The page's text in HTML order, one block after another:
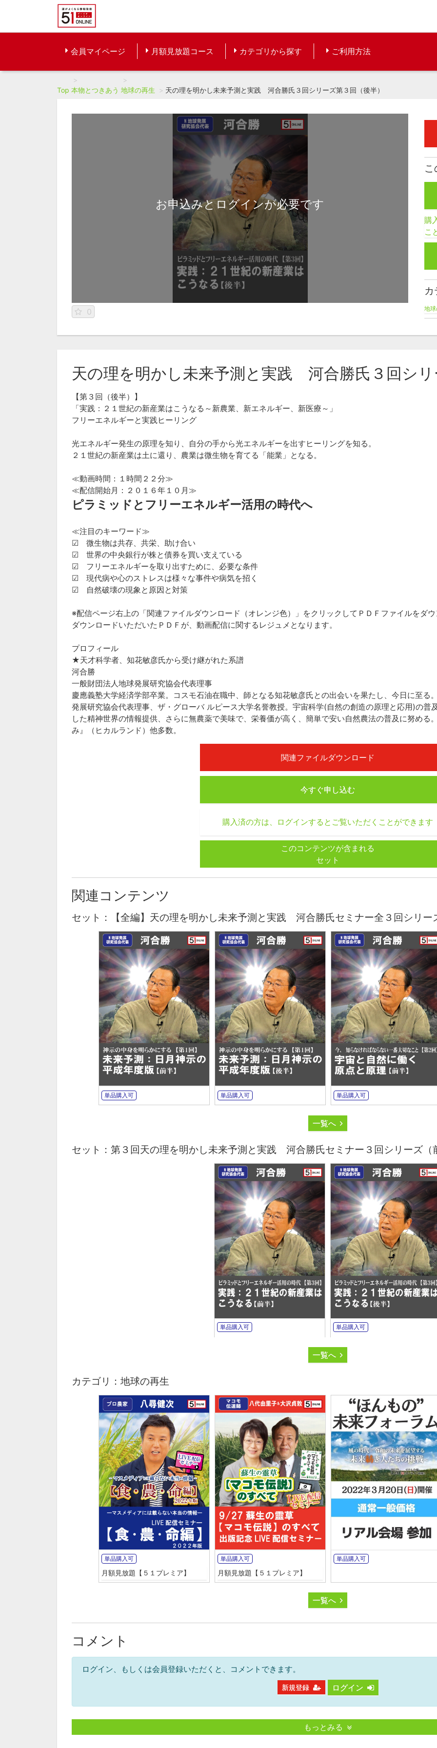
会員マイページ 月額見放題コース カテゴリから探す ご利用方法
Top 本物とつきあう 地球の再生 天の理を明かし未来予測と実践 河合勝氏３回シリーズ第３回（後半）
お申込みとログインが必要です
0
購
こ
カ
地
天の理を明かし未来予測と実践 河合勝氏３回シ
【第３回（後半）】
「実践：２１世紀の新産業はこうなる～新農業、新エネルギー、新医療～」
フリーエネルギーと実践ヒーリング
光エネルギー発生の原理を知り、自分の手から光エネルギーを出すヒーリングを知る。
２１世紀の新産業は土に還り、農業は微生物を育てる「能業」となる。
≪動画時間：１時間２２分≫
≪配信開始月：２０１６年１０月≫
ピラミッドとフリーエネルギー活用の時代へ
≪注目のキーワード≫
☑ 微生物は共存、共栄、助け合い
☑ 世界の中央銀行が株と債券を買い支えている
☑ フリーエネルギーを取り出すために、必要な条件
☑ 現代病や心のストレスは様々な事件や病気を招く
☑ 自然破壊の現象と原因と対策
※配信ページ右上の「関連ファイルダウンロード（オレンジ色）」をクリックしてＰＤＦファイルをダ
ダウンロードいただいたＰＤＦが、動画配信に関するレジュメとなります。
プロフィール
★天才科学者、知花敏彦氏から受け継がれた系譜
河合勝
一般財団法人地球発展研究協会代表理事
慶應義塾大学経済学部卒業。コスモ石油在職中、師となる知花敏彦氏との出会いを果たし、今日に至る
発展研究協会代表理事、ザ・グローバ ルピース大学名誉教授。宇宙科学(自然の創造の原理と応用)の普
した精神世界の情報提供、さらに無農薬で美味で、栄養価が高く、簡単で安い自然農法の普及に努める
み』（ヒカルランド）他多数。
関連ファイルダウンロード
今すぐ申し込む
購入済の方は、ログインするとご覧いただくことができます
このコンテンツが含まれる
セット
関連コンテンツ
セット：【全編】天の理を明かし未来予測と実践 河合勝氏セミナー全３回シリー
単品購入可 単品購入可 単品購入可
一覧へ
セット：第３回天の理を明かし未来予測と実践 河合勝氏セミナー３回シリーズ（
単品購入可 単品購入可
一覧へ
カテゴリ：地球の再生
単品購入可
月額見放題【５１プレミア】
単品購入可
月額見放題【５１プレミア】
単品購入可
一覧へ
コメント
ログイン、もしくは会員登録いただくと、コメントできます。
新規登録 ログイン
もっとみる